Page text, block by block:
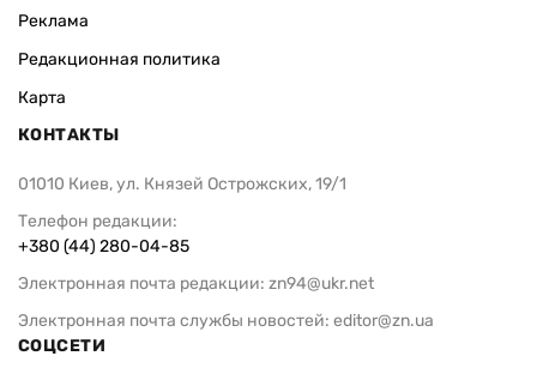
Реклама
Редакционная политика
Карта
КОНТАКТЫ
01010 Киев, ул. Князей Острожских, 19/1
Телефон редакции:
+380 (44) 280-04-85
Электронная почта редакции: zn94@ukr.net
Электронная почта службы новостей: editor@zn.ua
СОЦСЕТИ